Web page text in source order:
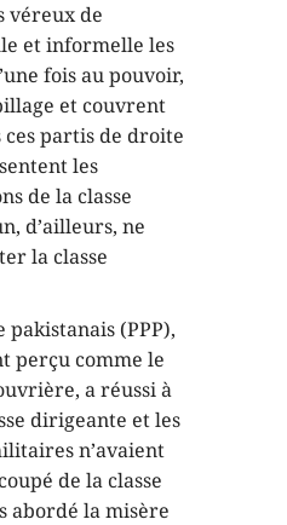
véreux de
et informelle les
fois au pouvoir,
et couvrent
partis de droite
les
de la classe
d’ailleurs, ne
la classe
(PPP),
perçu comme le
a réussi à
dirigeante et les
n’avaient
de la classe
abordé la misère